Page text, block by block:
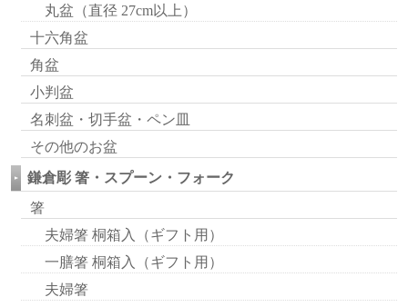
丸盆（直径 27cm以上）
十六角盆
角盆
小判盆
名刺盆・切手盆・ペン皿
その他のお盆
鎌倉彫 箸・スプーン・フォーク
箸
夫婦箸 桐箱入（ギフト用）
一膳箸 桐箱入（ギフト用）
夫婦箸